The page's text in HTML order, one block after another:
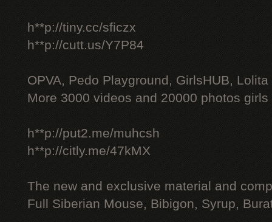
h**p://tiny.cc/sficzx
h**p://cutt.us/Y7P84
OPVA, Pedo Playground, GirlsHUB, Lolita
More 3000 videos and 20000 photos
h**p://put2.me/muhcsh
h**p://citly.me/47kMX
The new and exclusive material and
Full Siberian Mouse, Bibigon, Syrup,